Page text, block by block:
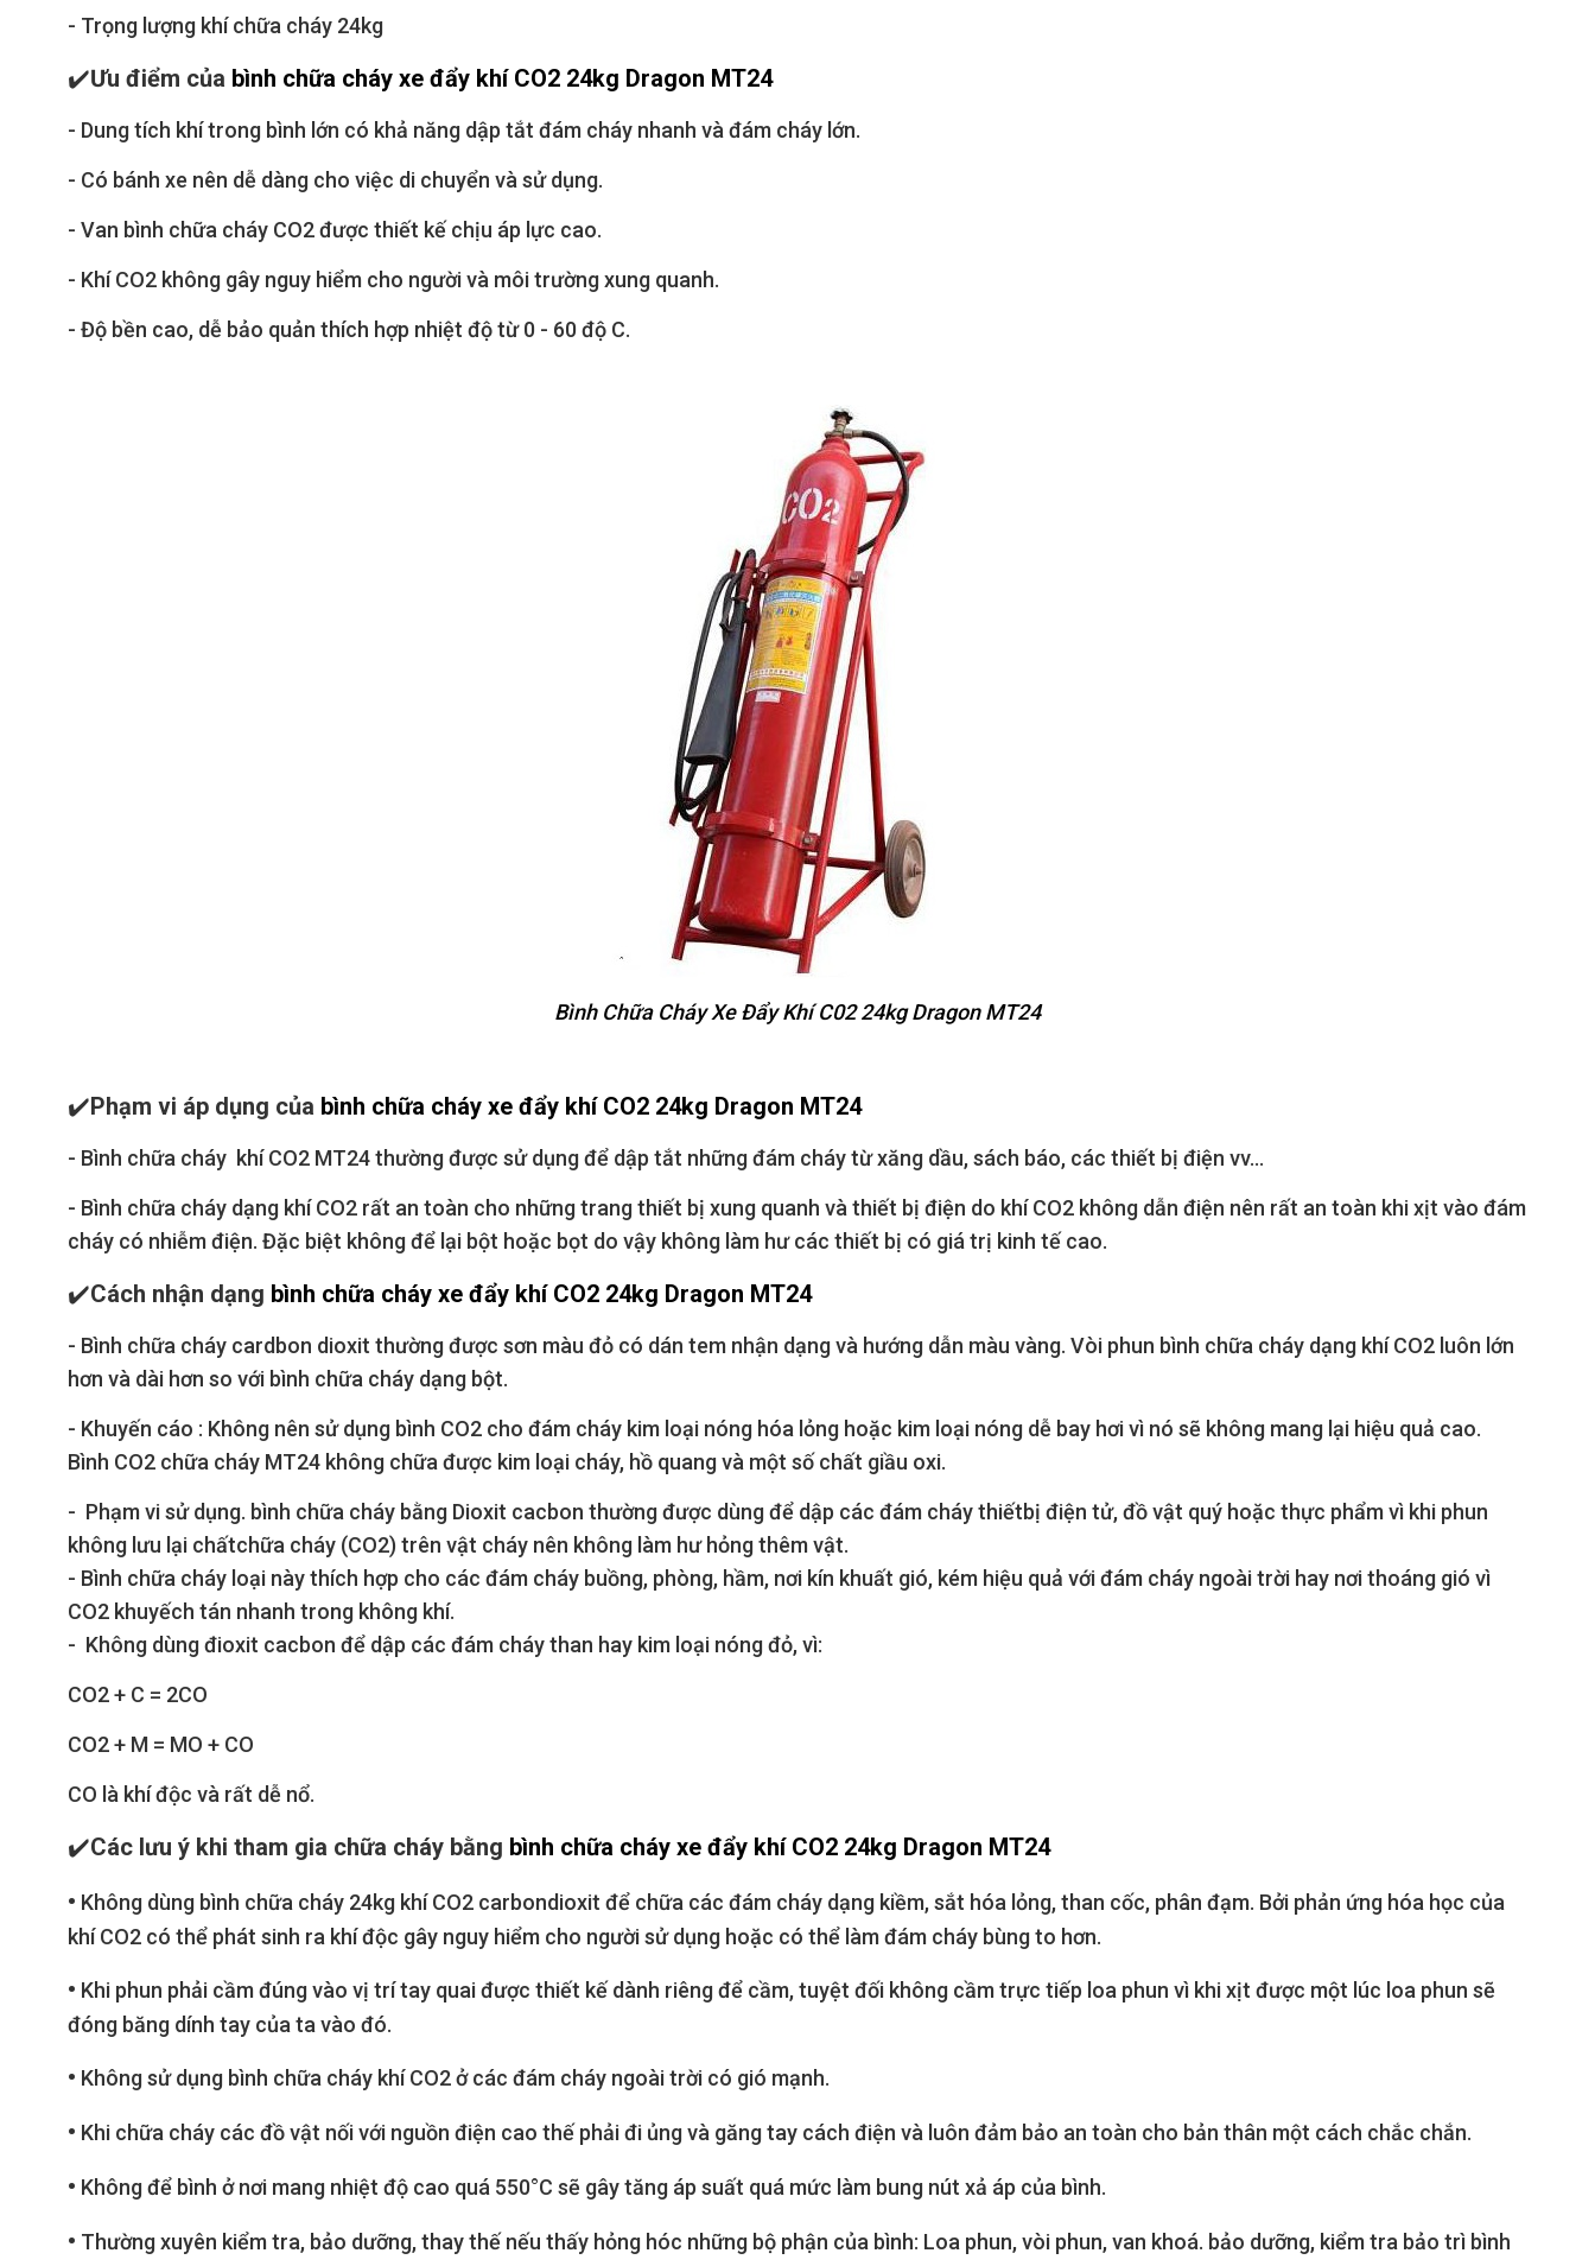
- Trọng lượng khí chữa cháy 24kg
✔️Ưu điểm của bình chữa cháy xe đẩy khí CO2 24kg Dragon MT24
- Dung tích khí trong bình lớn có khả năng dập tắt đám cháy nhanh và đám cháy lớn.
- Có bánh xe nên dễ dàng cho việc di chuyển và sử dụng.
- Van bình chữa cháy CO2 được thiết kế chịu áp lực cao.
- Khí CO2 không gây nguy hiểm cho người và môi trường xung quanh.
- Độ bền cao, dễ bảo quản thích hợp nhiệt độ từ 0 - 60 độ C.
Bình Chữa Cháy Xe Đẩy Khí C02 24kg Dragon MT24
✔️Phạm vi áp dụng của bình chữa cháy xe đẩy khí CO2 24kg Dragon MT24
- Bình chữa cháy khí CO2 MT24 thường được sử dụng để dập tắt những đám cháy từ xăng dầu, sách báo, các thiết bị điện vv...
- Bình chữa cháy dạng khí CO2 rất an toàn cho những trang thiết bị xung quanh và thiết bị điện do khí CO2 không dẫn điện nên rất an toàn khi xịt vào đám
cháy có nhiễm điện. Đặc biệt không để lại bột hoặc bọt do vậy không làm hư các thiết bị có giá trị kinh tế cao.
✔️Cách nhận dạng bình chữa cháy xe đẩy khí CO2 24kg Dragon MT24
- Bình chữa cháy cardbon dioxit thường được sơn màu đỏ có dán tem nhận dạng và hướng dẫn màu vàng. Vòi phun bình chữa cháy dạng khí CO2 luôn lớn
hơn và dài hơn so với bình chữa cháy dạng bột.
- Khuyến cáo : Không nên sử dụng bình CO2 cho đám cháy kim loại nóng hóa lỏng hoặc kim loại nóng dễ bay hơi vì nó sẽ không mang lại hiệu quả cao.
Bình CO2 chữa cháy MT24 không chữa được kim loại cháy, hồ quang và một số chất giầu oxi.
- Phạm vi sử dụng. bình chữa cháy bằng Dioxit cacbon thường được dùng để dập các đám cháy thiếtbị điện tử, đồ vật quý hoặc thực phẩm vì khi phun
không lưu lại chấtchữa cháy (CO2) trên vật cháy nên không làm hư hỏng thêm vật.
- Bình chữa cháy loại này thích hợp cho các đám cháy buồng, phòng, hầm, nơi kín khuất gió, kém hiệu quả với đám cháy ngoài trời hay nơi thoáng gió vì
CO2 khuyếch tán nhanh trong không khí.
- Không dùng đioxit cacbon để dập các đám cháy than hay kim loại nóng đỏ, vì:
CO2 + C = 2CO ­
CO2 + M = MO + CO
CO là khí độc và rất dễ nổ.
✔️Các lưu ý khi tham gia chữa cháy bằng bình chữa cháy xe đẩy khí CO2 24kg Dragon MT24
• Không dùng bình chữa cháy 24kg khí CO2 carbondioxit để chữa các đám cháy dạng kiềm, sắt hóa lỏng, than cốc, phân đạm. Bởi phản ứng hóa học của
khí CO2 có thể phát sinh ra khí độc gây nguy hiểm cho người sử dụng hoặc có thể làm đám cháy bùng to hơn.
• Khi phun phải cầm đúng vào vị trí tay quai được thiết kế dành riêng để cầm, tuyệt đối không cầm trực tiếp loa phun vì khi xịt được một lúc loa phun sẽ
đóng băng dính tay của ta vào đó.
• Không sử dụng bình chữa cháy khí CO2 ở các đám cháy ngoài trời có gió mạnh.
• Khi chữa cháy các đồ vật nối với nguồn điện cao thế phải đi ủng và găng tay cách điện và luôn đảm bảo an toàn cho bản thân một cách chắc chắn.
• Không để bình ở nơi mang nhiệt độ cao quá 550°C sẽ gây tăng áp suất quá mức làm bung nút xả áp của bình.
• Thường xuyên kiểm tra, bảo dưỡng, thay thế nếu thấy hỏng hóc những bộ phận của bình: Loa phun, vòi phun, van khoá. bảo dưỡng, kiểm tra bảo trì bình